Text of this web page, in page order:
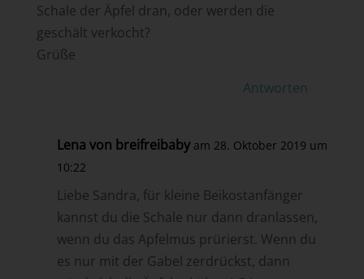
Schale der Äpfel dran, oder werden die
geschält verkocht?
Grüße
Antworten
Lena von breifreibaby am 28. Oktober 2019 um
10:22
Liebe Sandra, für kleine Beikostanfänger
kannst du die Schale nur dann dranlassen,
wenn du das Apfelmus prürierst. Wenn du
es nur mit der Gabel zerdrückst, dann